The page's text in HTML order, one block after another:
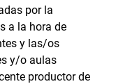
por la
a la hora de
y las/os
y/o aulas
productor de